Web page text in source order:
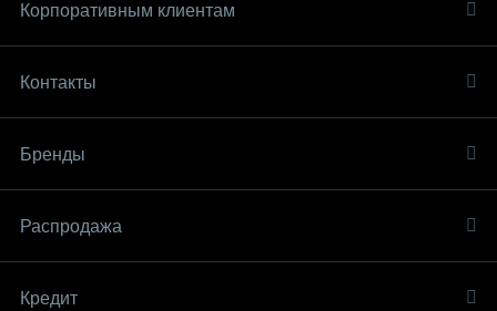
Корпоративным клиентам
Контакты
Бренды
Распродaжа
Кредит